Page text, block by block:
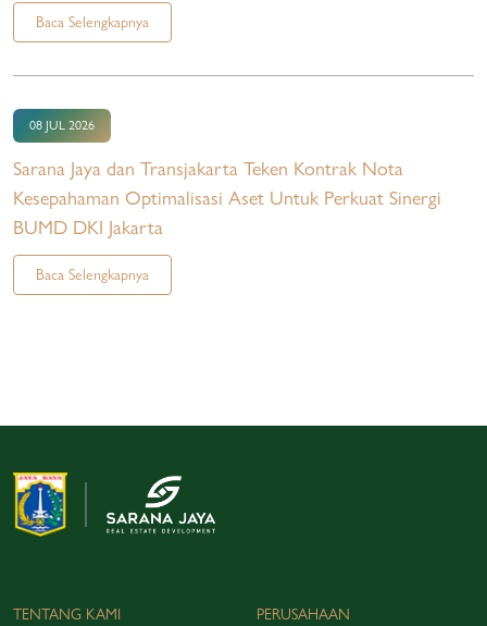
Baca Selengkapnya
08 JUL 2026
Sarana Jaya dan Transjakarta Teken Kontrak Nota
Kesepahaman Optimalisasi Aset Untuk Perkuat Sinergi
BUMD DKI Jakarta
Baca Selengkapnya
TENTANG KAMI PERUSAHAAN